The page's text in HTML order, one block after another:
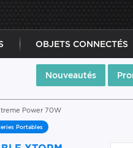
OBJETS CONNECTÉS
Nouveautés
Power 70W
Portables